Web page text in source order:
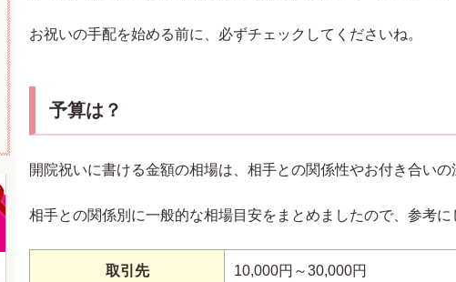
お祝いの手配を始める前に、必ずチェックしてくださいね。
予算は？
開院祝いに書ける金額の相場は、相手との関係性やお付き合い
相手との関係別に一般的な相場目安をまとめましたので、参考
取引先 10,000円～30,000円